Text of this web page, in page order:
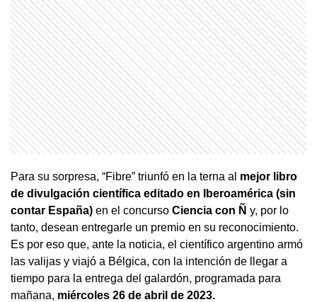
Para su sorpresa, “Fibre” triunfó en la terna al mejor libro
de divulgación científica editado en Iberoamérica (sin
contar España) en el concurso Ciencia con Ñ y, por lo
tanto, desean entregarle un premio en su reconocimiento.
Es por eso que, ante la noticia, el científico argentino armó
las valijas y viajó a Bélgica, con la intención de llegar a
tiempo para la entrega del galardón, programada para
mañana, miércoles 26 de abril de 2023.